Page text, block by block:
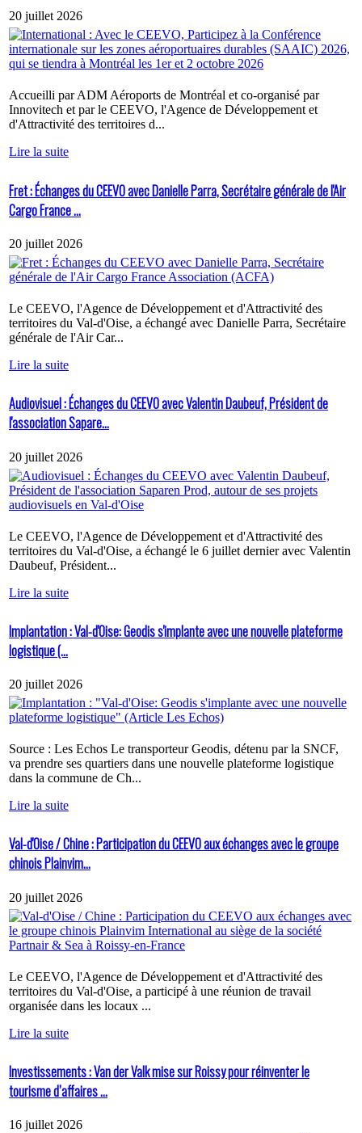
20 juillet 2026
Accueilli par ADM Aéroports de Montréal et co-organisé par
Innovitech et par le CEEVO, l'Agence de Développement et
d'Attractivité des territoires d...
Lire la suite
Fret : Échanges du CEEVO avec Danielle Parra, Secrétaire générale de l'Air
Cargo France ...
20 juillet 2026
Le CEEVO, l'Agence de Développement et d'Attractivité des
territoires du Val-d'Oise, a échangé avec Danielle Parra, Secrétaire
générale de l'Air Car...
Lire la suite
Audiovisuel : Échanges du CEEVO avec Valentin Daubeuf, Président de
l'association Sapare...
20 juillet 2026
Le CEEVO, l'Agence de Développement et d'Attractivité des
territoires du Val-d'Oise, a échangé le 6 juillet dernier avec Valentin
Daubeuf, Président...
Lire la suite
Implantation : Val-d'Oise: Geodis s'implante avec une nouvelle plateforme
logistique (...
20 juillet 2026
Source : Les Echos Le transporteur Geodis, détenu par la SNCF,
va prendre ses quartiers dans une nouvelle plateforme logistique
dans la commune de Ch...
Lire la suite
Val-d'Oise / Chine : Participation du CEEVO aux échanges avec le groupe
chinois Plainvim...
20 juillet 2026
Le CEEVO, l'Agence de Développement et d'Attractivité des
territoires du Val-d'Oise, a participé à une réunion de travail
organisée dans les locaux ...
Lire la suite
Investissements : Van der Valk mise sur Roissy pour réinventer le
tourisme d’affaires ...
16 juillet 2026